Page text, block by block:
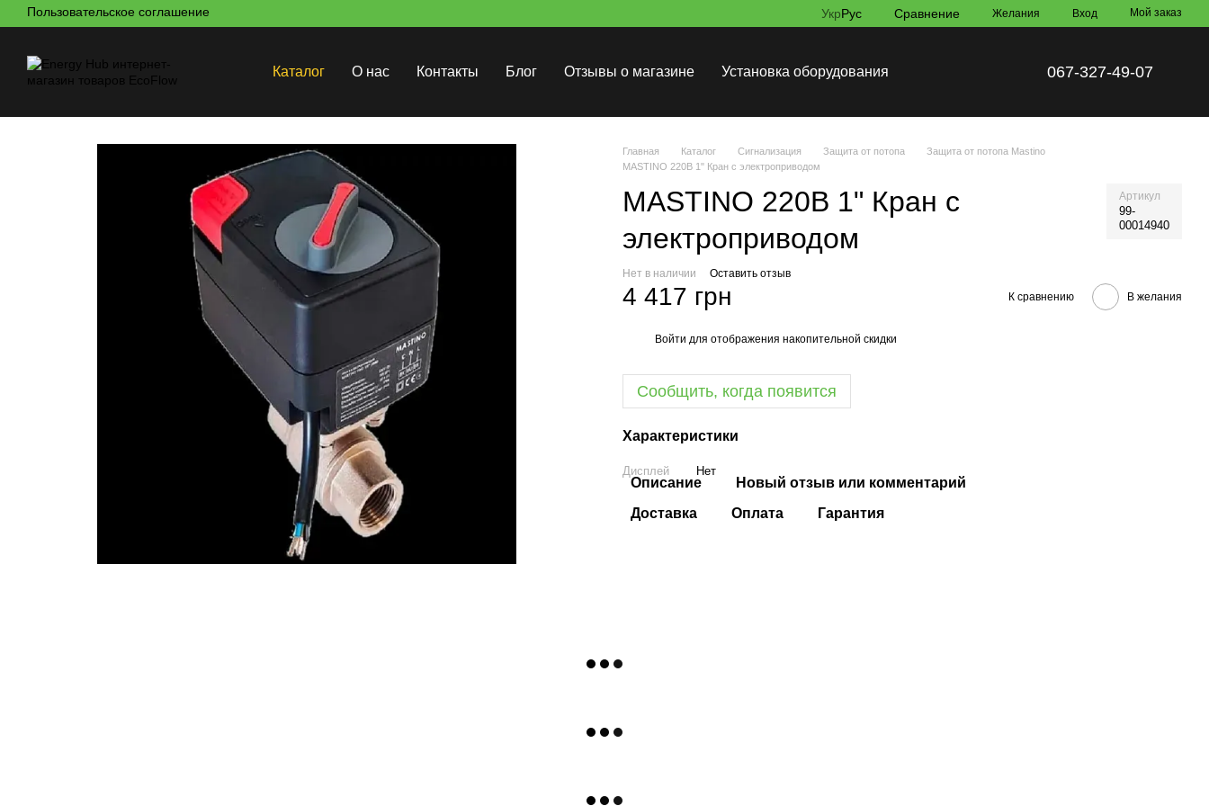
Перейти к основному контенту
Пользовательское соглашение УкрРус Сравнение Желания Вход Мой заказ
Каталог О нас Контакты Блог Отзывы о магазине Установка оборудования 067-327-49-07
Главная Каталог Сигнализация Защита от потопа
Защита от потопа Mastino
MASTINO 220В 1" Кран с электроприводом
MASTINO 220В 1" Кран с
электроприводом
Артикул
99-
00014940
Нет в наличии Оставить отзыв
4 417 грн К сравнению В желания
Войти для отображения накопительной скидки
Сообщить, когда появится
Характеристики
Дисплей Нет
Описание
Новый отзыв или комментарий
Доставка
Оплата Гарантия